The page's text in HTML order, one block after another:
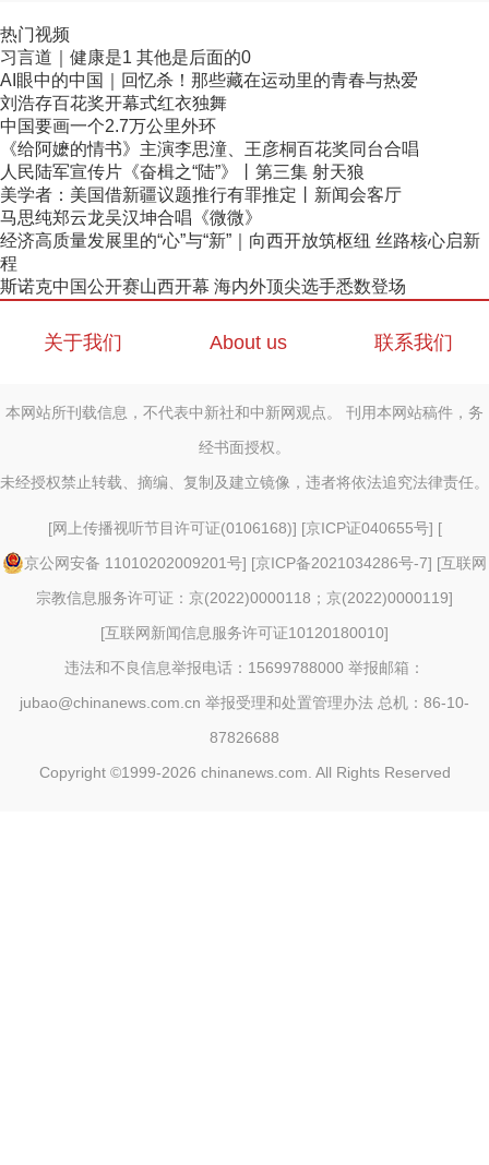
热门视频
习言道｜健康是1 其他是后面的0
AI眼中的中国｜回忆杀！那些藏在运动里的青春与热爱
刘浩存百花奖开幕式红衣独舞
中国要画一个2.7万公里外环
《给阿嬷的情书》主演李思潼、王彦桐百花奖同台合唱
人民陆军宣传片《奋楫之“陆”》丨第三集 射天狼
美学者：美国借新疆议题推行有罪推定丨新闻会客厅
马思纯郑云龙吴汉坤合唱《微微》
经济高质量发展里的“心”与“新”｜向西开放筑枢纽 丝路核心启新
程
斯诺克中国公开赛山西开幕 海内外顶尖选手悉数登场
关于我们 About us 联系我们
本网站所刊载信息，不代表中新社和中新网观点。 刊用本网站稿件，务
经书面授权。
未经授权禁止转载、摘编、复制及建立镜像，违者将依法追究法律责任。
[网上传播视听节目许可证(0106168)] [京ICP证040655号] [
京公网安备 11010202009201号] [京ICP备2021034286号-7] [互联网
宗教信息服务许可证：京(2022)0000118；京(2022)0000119]
[互联网新闻信息服务许可证10120180010]
违法和不良信息举报电话：15699788000 举报邮箱：
jubao@chinanews.com.cn 举报受理和处置管理办法 总机：86-10-
87826688
Copyright ©1999-2026 chinanews.com. All Rights Reserved